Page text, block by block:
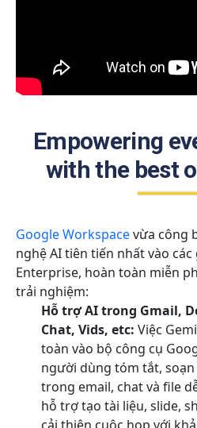
Empowering
with the best
Google Workspacevừa công
nghệ AI tiên tiến nhất vào các
Enterprise, hoàn toàn miễn
trải nghiệm:
Hỗ trợ AI trong Gmail,
Chat, Vids, etc: Việc
toàn vào bộ công cụ
người dùng tóm tắt,
trong email, chat và file
hỗ trợ tạo tài liệu, slide,